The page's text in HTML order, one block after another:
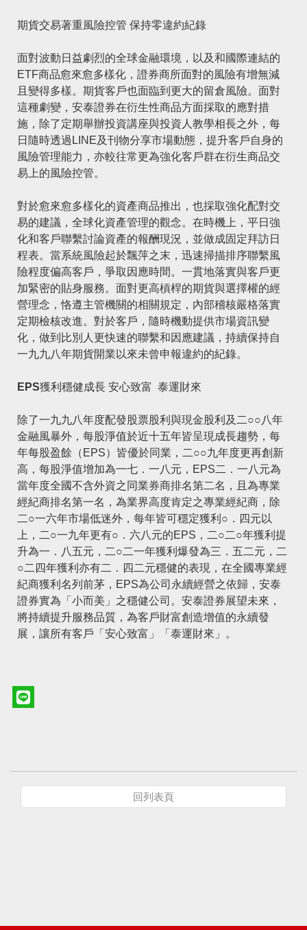
期貨交易著重風險控管 保持零違約紀錄
面對波動日益劇烈的全球金融環境，以及和國際連結的
ETF商品愈來愈多樣化，證券商所面對的風險有增無減
且變得多樣。期貨客戶也面臨到更大的留倉風險。面對
這種劇變，安泰證券在衍生性商品方面採取的應對措
施，除了定期舉辦投資講座與投資人教學相長之外，每
日隨時透過LINE及刊物分享市場動態，提升客戶自身的
風險管理能力，亦較往常更為強化客戶群在衍生商品交
易上的風險控管。
對於愈來愈多樣化的資產商品推出，也採取強化配對交
易的建議，全球化資產管理的觀念。在時機上，平日強
化和客戶聯繫討論資產的報酬現況，並做成固定拜訪日
程表。當系統風險起於飄萍之末，迅速掃描排序聯繫風
險程度偏高客戶，爭取因應時間。一貫地落實與客戶更
加緊密的貼身服務。面對更高槓桿的期貨與選擇權的經
營理念，恪遵主管機關的相關規定，內部稽核嚴格落實
定期檢核改進。對於客戶，隨時機動提供市場資訊變
化，做到比別人更快速的聯繫和因應建議，持續保持自
一九九八年期貨開業以來未曾申報違約的紀錄。
EPS獲利穩健成長 安心致富 泰運財來
除了一九九八年度配發股票股利與現金股利及二○○八年
金融風暴外，每股淨值於近十五年皆呈現成長趨勢，每
年每股盈餘（EPS）皆優於同業，二○○九年度更再創新
高，每股淨值增加為一七．一八元，EPS二．一八元為
當年度全國不含外資之同業券商排名第二名，且為專業
經紀商排名第一名，為業界高度肯定之專業經紀商，除
二○一六年市場低迷外，每年皆可穩定獲利○．四元以
上，二○一九年更有○．六八元的EPS，二○二○年獲利提
升為一．八五元，二○二一年獲利爆發為三．五二元，二
○二四年獲利亦有二．四二元穩健的表現，在全國專業經
紀商獲利名列前茅，EPS為公司永續經營之依歸，安泰
證券實為「小而美」之穩健公司。安泰證券展望未來，
將持續提升服務品質，為客戶財富創造增值的永續發
展，讓所有客戶「安心致富」「泰運財來」。
回列表頁